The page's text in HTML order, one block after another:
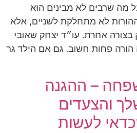
מה שרבים לא מבינים הוא
לא מתחלקת לשניים, אלא
אחרת. עו״ד יצחק שאובי
הורה פחות חשוב. גם אם הילד גר
– ההגנה
והצעדים
לעשות